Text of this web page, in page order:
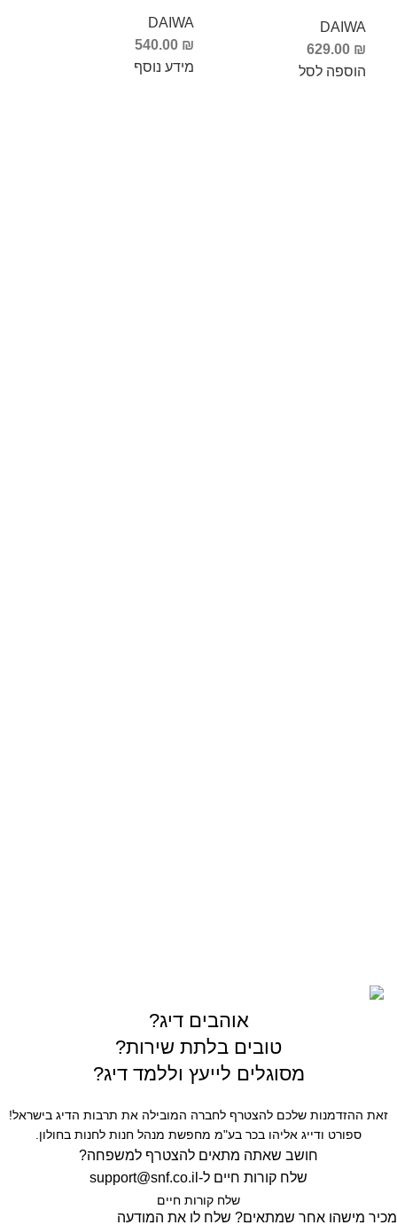
DAIWA
629.00 ₪
הוספה לסל
DAIWA
540.00 ₪
מידע נוסף
אוהבים דיג?
טובים בלתת שירות?
מסוגלים לייעץ וללמד דיג?
זאת ההזדמנות שלכם להצטרף לחברה המובילה את תרבות הדיג בישראל!
ספורט ודייג אליהו בכר בע"מ מחפשת מנהל חנות לחנות בחולון.
חושב שאתה מתאים להצטרף למשפחה?
שלח קורות חיים ל- support@snf.co.il
שלח קורות חיים​
מכיר מישהו אחר שמתאים? שלח לו את המודעה